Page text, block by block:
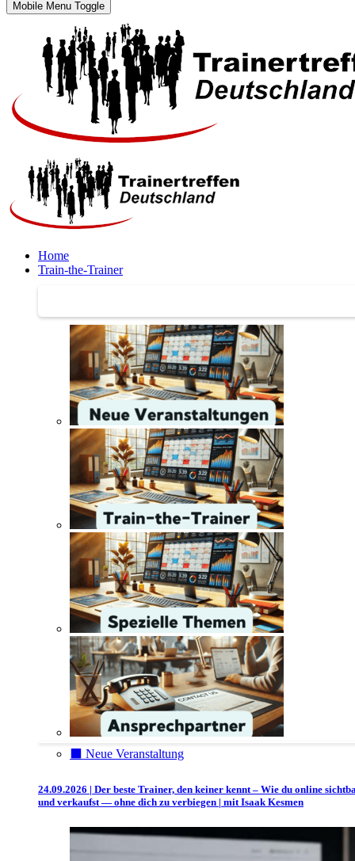
Mobile Menu Toggle
Home
Train-the-Trainer
⬛️ Neue Veranstaltung
24.09.2026 | Der beste Trainer, den keiner kennt – Wie du online
und verkaufst — ohne dich zu verbiegen | mit Isaak Kesmen